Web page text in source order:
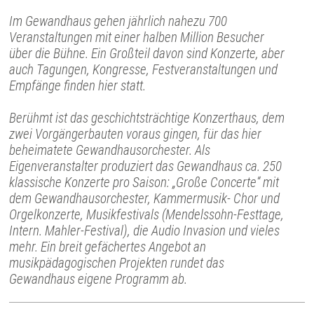
Im Gewandhaus gehen jährlich nahezu 700
Veranstaltungen mit einer halben Million Besucher
über die Bühne. Ein Großteil davon sind Konzerte, aber
auch Tagungen, Kongresse, Festveranstaltungen und
Empfänge finden hier statt.
Berühmt ist das geschichtsträchtige Konzerthaus, dem
zwei Vorgängerbauten voraus gingen, für das hier
beheimatete Gewandhausorchester. Als
Eigenveranstalter produziert das Gewandhaus ca. 250
klassische Konzerte pro Saison: „Große Concerte“ mit
dem Gewandhausorchester, Kammermusik- Chor und
Orgelkonzerte, Musikfestivals (Mendelssohn-Festtage,
Intern. Mahler-Festival), die Audio Invasion und vieles
mehr. Ein breit gefächertes Angebot an
musikpädagogischen Projekten rundet das
Gewandhaus eigene Programm ab.